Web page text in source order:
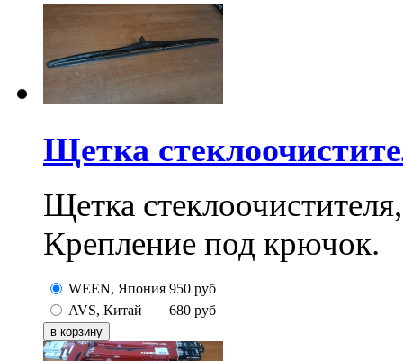
Щетка
Щетка
Крепление под крючок.
WEEN, Япония 950 руб
AVS, Китай
680 руб